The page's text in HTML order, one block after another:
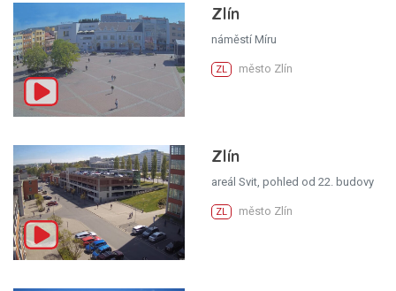
Zlín
náměstí Míru
ZL město Zlín
Zlín
areál Svit, pohled od 22. budovy
ZL město Zlín